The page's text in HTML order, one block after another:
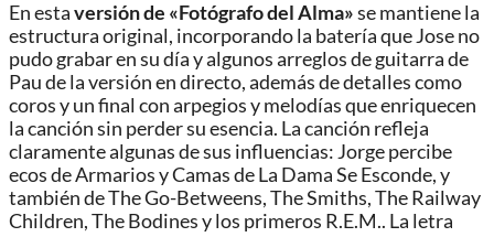
En estaversión de «Fotógrafo del Alma»se mantiene la
estructura original, incorporando la batería que Jose no
pudo grabar en su día y algunos arreglos de guitarra de
Pau de la versión en directo, además de detalles como
coros y un final con arpegios y melodías que enriquecen
la canción sin perder su esencia. La canción refleja
claramente algunas de sus influencias: Jorge percibe
ecos de Armarios y Camas de La Dama Se Esconde, y
también de The Go-Betweens, The Smiths, The Railway
Children, The Bodines y los primeros R.E.M.. La letra